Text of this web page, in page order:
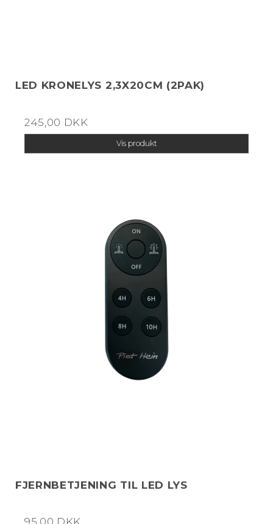
LED KRONELYS 2,3X20CM (2PAK)
245,00 DKK
Vis produkt
FJERNBETJENING TIL LED LYS